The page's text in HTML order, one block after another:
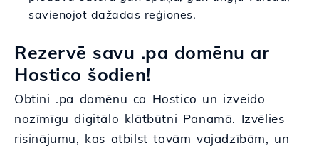
savienojot dažādas reģiones.
Rezervē savu .pa domēnu ar
Hostico šodien!
Obtini .pa domēnu ca Hostico un izveido
nozīmīgu digitālo klātbūtni Panamā. Izvēlies
risinājumu, kas atbilst tavām vajadzībām, un